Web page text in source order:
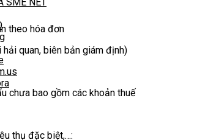
theo hóa đơn
hải quan, biên bản giám định)
chưa bao gồm các khoản thuế
thụ đặc biệt,…: